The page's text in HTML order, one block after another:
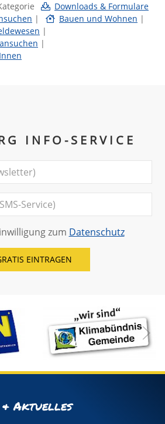
Downloads & Formulare
| Bauen und Wohnen |
|
|
INFO-SERVICE
zum Datenschutz
& Aktuelles